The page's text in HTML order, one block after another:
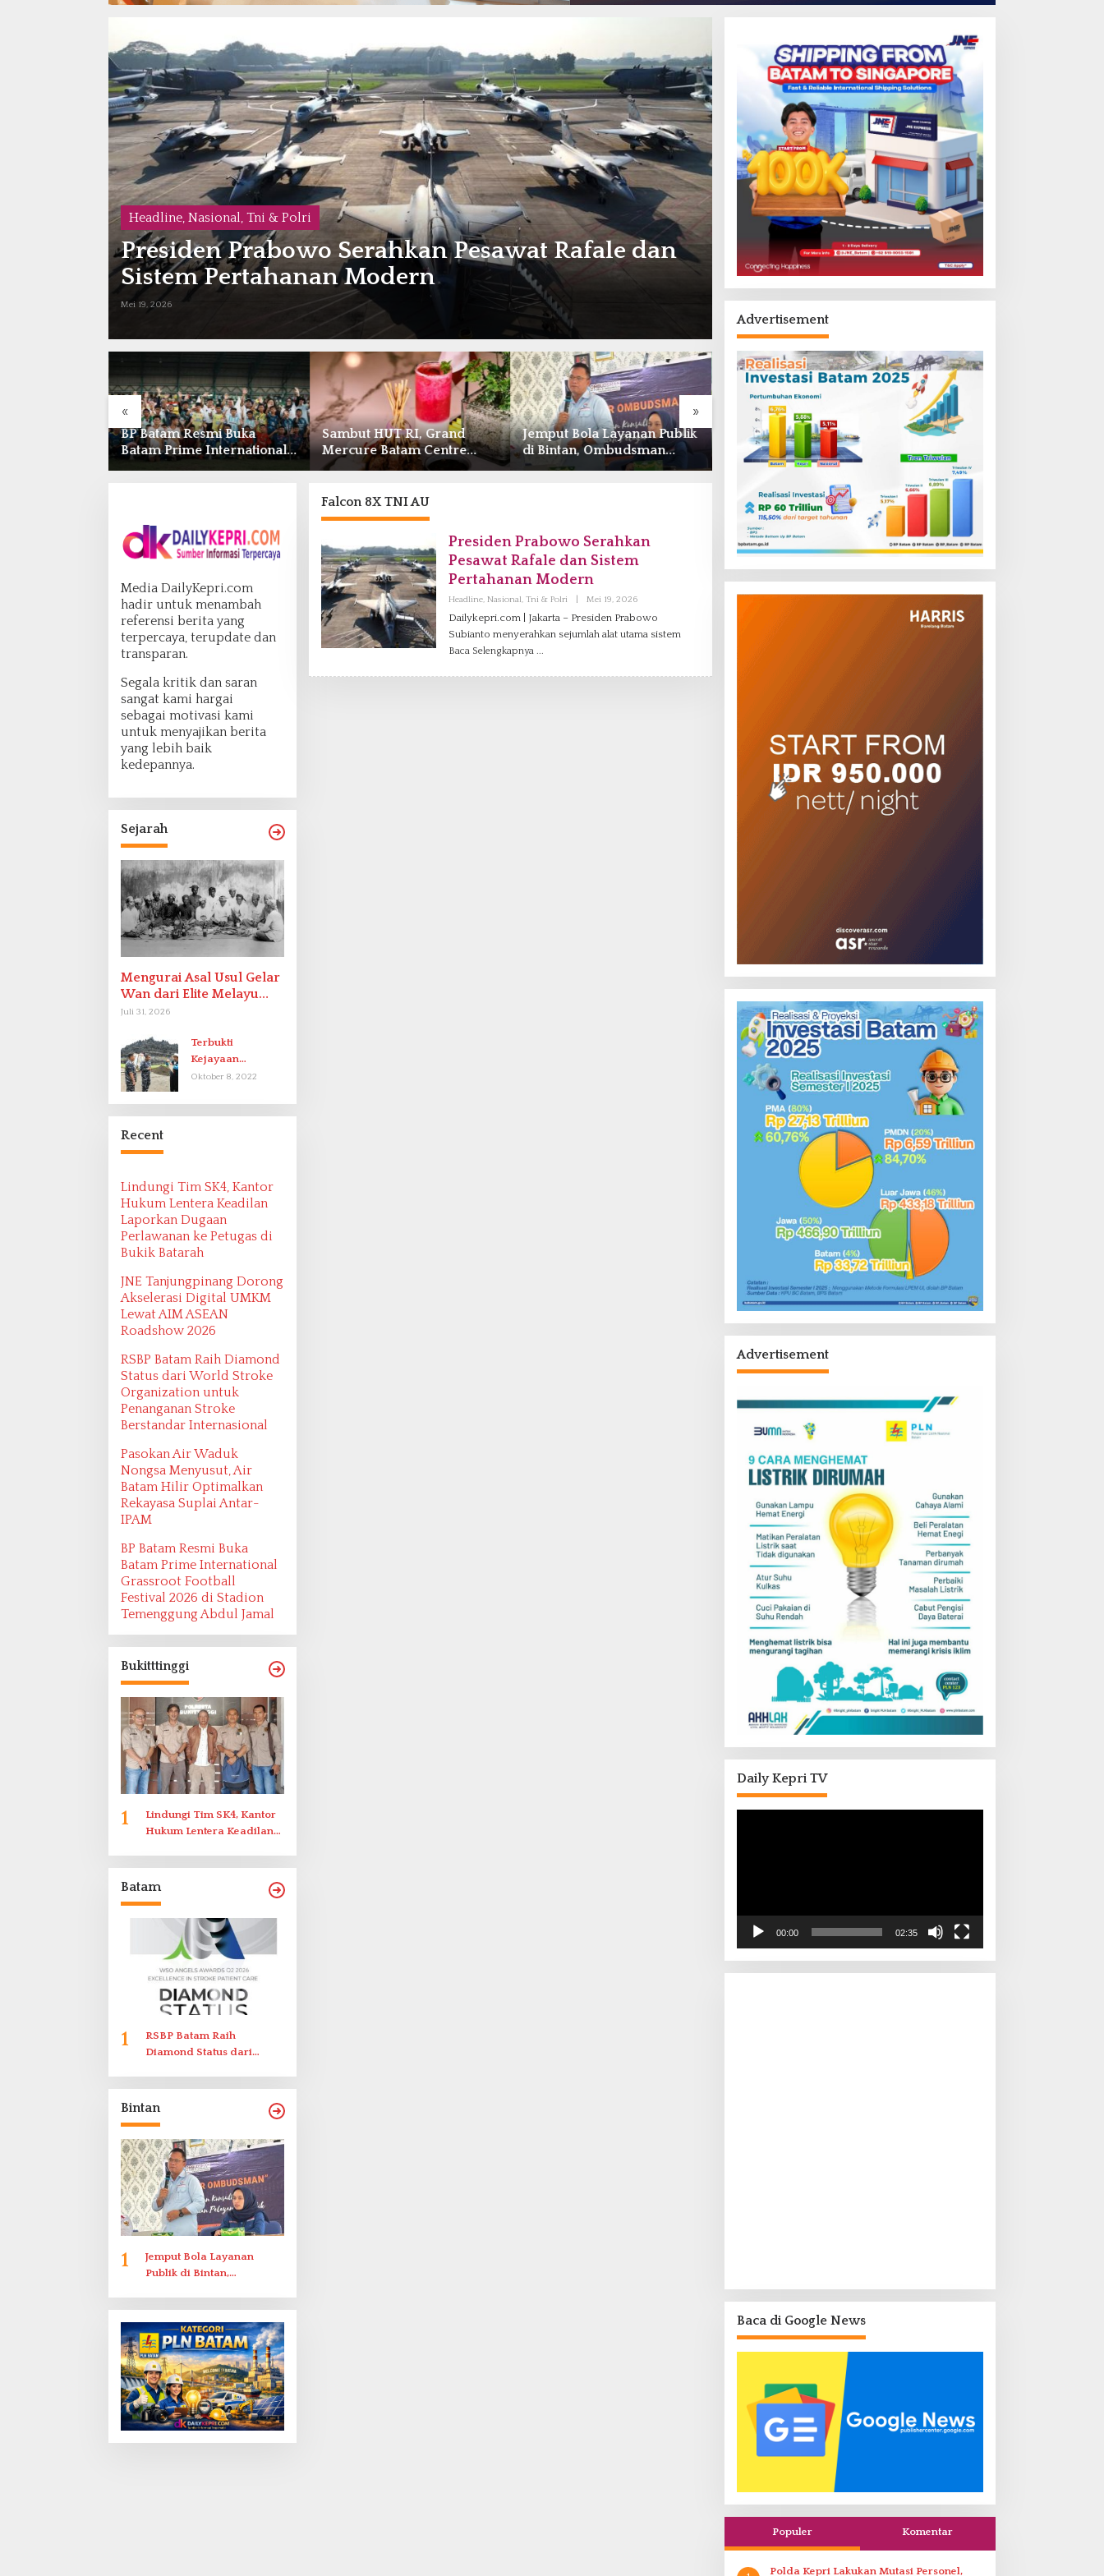
Headline, Nasional, Tni & Polri
Presiden Prabowo Serahkan Pesawat Rafale dan
Sistem Pertahanan Modern
Mei 19, 2026
« »
Sambut HUT RI, Grand
Mercure Batam Centre
Jemput Bola Layanan Publik
di Bintan, Ombudsman
Kepri Serap Keluhan Bansos
RSBP Batam dan BPOM
Perkuat Sinergi Pengawasan
Distribusi Obat dan
Pengurus PWI Kepri
Hormati Pengunduran Diri
Anggota, Segera Koordinasi
Administrasi ke Pusat
Kasus Begal Ojol Batam
Terungkap, Tim Gabungan
Polda Kepri Bekuk Pelaku di
Simpang Dam
Media DailyKepri.com
hadir untuk menambah
referensi berita yang
terpercaya, terupdate dan
transparan.
Segala kritik dan saran
sangat kami hargai
sebagai motivasi kami
untuk menyajikan berita
yang lebih baik
kedepannya.
Sejarah
Mengurai Asal Usul Gelar
Wan dari Elite Melayu
Hingga Populer di
Juli 31, 2026
Terbukti
Kejayaan
Indonesia pada
Oktober 8, 2022
Recent
Lindungi Tim SK4, Kantor
Hukum Lentera Keadilan
Laporkan Dugaan
Perlawanan ke Petugas di
Bukik Batarah
JNE Tanjungpinang Dorong
Akselerasi Digital UMKM
Lewat AIM ASEAN
Roadshow 2026
RSBP Batam Raih Diamond
Status dari World Stroke
Organization untuk
Penanganan Stroke
Berstandar Internasional
Pasokan Air Waduk
Nongsa Menyusut, Air
Batam Hilir Optimalkan
Rekayasa Suplai Antar-
IPAM
BP Batam Resmi Buka
Batam Prime International
Grassroot Football
Festival 2026 di Stadion
Temenggung Abdul Jamal
Bukitttinggi
1
Lindungi Tim SK4, Kantor
Hukum Lentera Keadilan
Batam
1
RSBP Batam Raih
Diamond Status dari
Berstandar Internasional
Bintan
1
Jemput Bola Layanan
Publik di Bintan,
Solar Nelayan
Falcon 8X TNI AU
Presiden Prabowo Serahkan
Pesawat Rafale dan Sistem
Pertahanan Modern
Headline, Nasional , Tni & Polri Mei 19, 2026O
E
H
Dailykepri.com | Jakarta – Presiden Prabowo
Subianto menyerahkan sejumlah alat utama sistem
Baca Selengkapnya
Advertisement
Advertisement
Daily Kepri TV
00:00 02:35
Baca di Google News
Populer Komentar
Polda Kepri Lakukan Mutasi Personel,